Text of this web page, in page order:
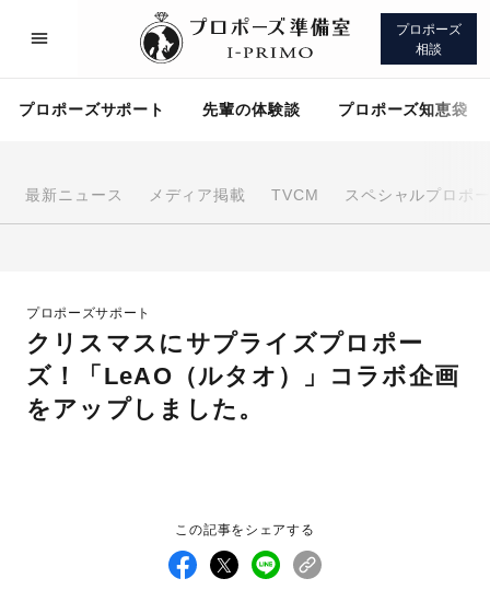
プロポーズ
相談
プロポーズサポート 先輩の体験談 プロポーズ知恵袋
最新ニュース メディア掲載 TVCM スペシャルプロポ
プロポーズサポート
クリスマスにサプライズプロポー
ズ！「LeAO（ルタオ）」コラボ企画
をアップしました。
この記事をシェアする
プロポーズサポート 先輩の体験談
プロポーズ知恵袋
プロポーズサポートの流れ